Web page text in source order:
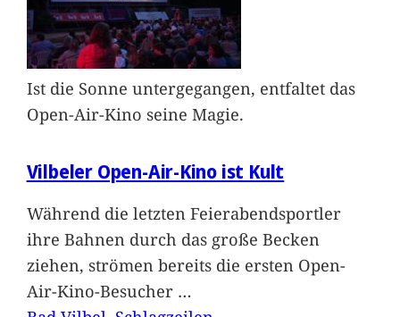
Ist die Sonne untergegangen, entfaltet das
Open-Air-Kino seine Magie.
Vilbeler Open-Air-Kino ist Kult
Während die letzten Feierabendsportler
ihre Bahnen durch das große Becken
ziehen, strömen bereits die ersten Open-
Air-Kino-Besucher …